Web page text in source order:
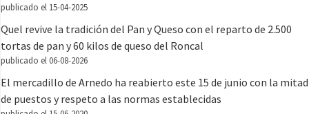
publicado el 15-04-2025
Quel revive la tradición del Pan y Queso con el reparto de 2.500
tortas de pan y 60 kilos de queso del Roncal
publicado el 06-08-2026
El mercadillo de Arnedo ha reabierto este 15 de junio con la mitad
de puestos y respeto a las normas establecidas